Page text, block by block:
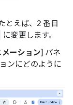
とえば、2 番目
に変更します。
メーション] パネ
ンにどのように